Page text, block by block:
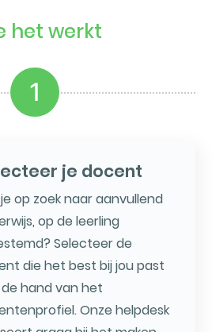
het werkt
1
je docent
op zoek naar aanvullend
op de leerling
Selecteer de
die het best bij jou past
hand van het
Onze helpdesk